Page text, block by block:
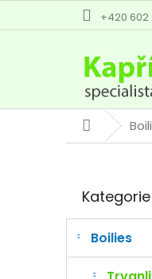
+420 602
Domů
r
n
kategorie
Kategorie
Boilies